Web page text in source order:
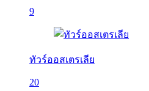
9
ทัวร์ออสเตรเลีย
20